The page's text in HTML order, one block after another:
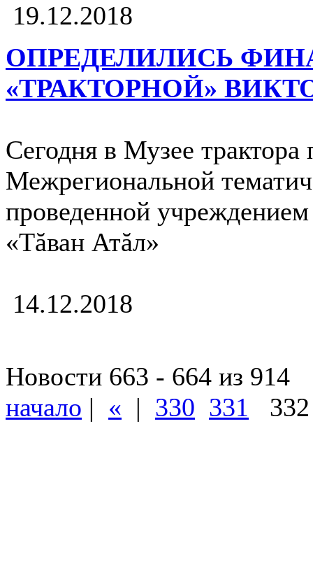
19.12.2018
ОПРЕДЕЛИЛИСЬ
«ТРАКТОРНОЙ»
Сегодня в Музее трактора
Межрегиональной
проведенной
«Тăван Атăл»
14.12.2018
Новости 663 - 664 из 914
начало | « | 330 331